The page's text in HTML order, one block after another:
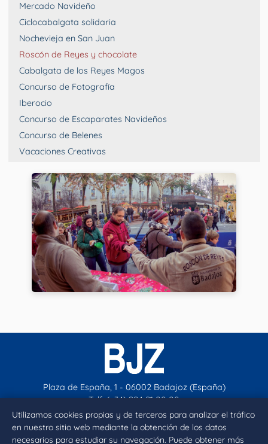
Utilizamos cookies propias y de terceros para analizar el tráfico
en nuestro sitio web mediante la obtención de los datos
necesarios para estudiar su navegación. Puede obtener más
Mercado Navideño
Ciclocabalgata solidaria
Nochevieja en San Juan
Roscón de Reyes y chocolate
Cabalgata de los Reyes Magos
Concurso de Fotografía
Iberocio
Concurso de Escaparates Navideños
Concurso de Belenes
Vacaciones Creativas
Plaza de España, 1 - 06002 Badajoz (España)
Telf. (+34) 924 21 00 00
contacto@aytobadajoz.es